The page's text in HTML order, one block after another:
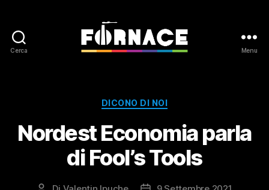
Cerca Menu
Categorie
DICONO DI NOI
Nordest Economia parla
di Fool’s Tools